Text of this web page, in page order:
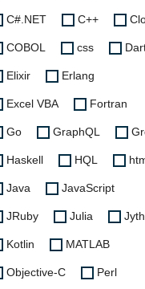
C#.NET C++
COBOL css
Elixir Erlang
Excel VBA Fortran
Go GraphQL
Haskell HQL
Java JavaScript
JRuby Julia
Kotlin MATLAB
Objective-C Perl